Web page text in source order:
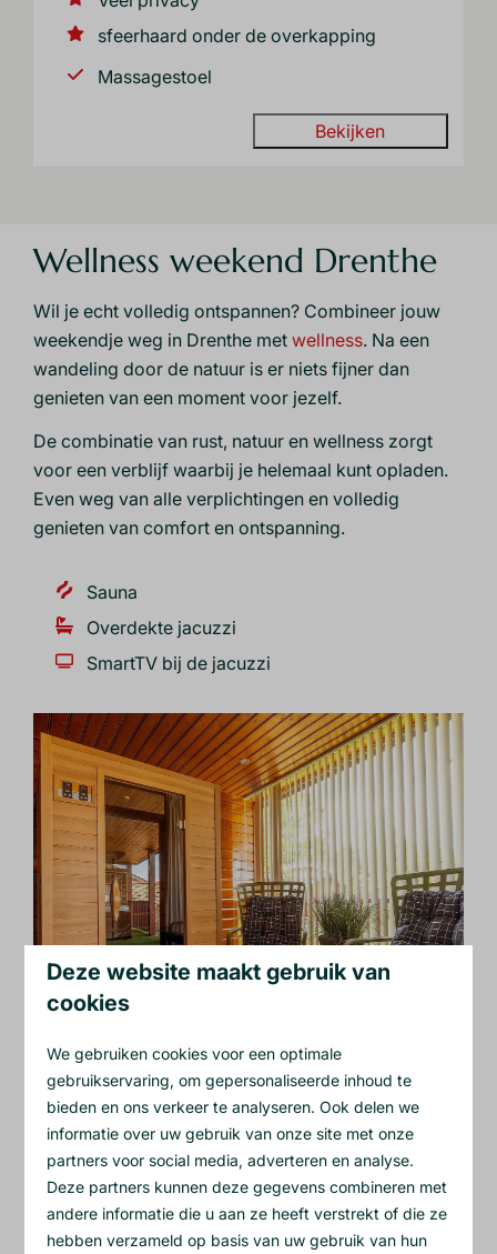
sfeerhaard onder de overkapping
Massagestoel
Bekijken
Wellness weekend Drenthe
Wil je echt volledig ontspannen? Combineer jouw
weekendje weg in Drenthe metwellness. Na een
wandeling door de natuur is er niets fijner dan
genieten van een moment voor jezelf.
De combinatie van rust, natuur en wellness zorgt
voor een verblijf waarbij je helemaal kunt opladen.
Even weg van alle verplichtingen en volledig
genieten van comfort en ontspanning.
Sauna
Overdekte jacuzzi
SmartTV bij de jacuzzi
Deze website maakt gebruik van
cookies
We gebruiken cookies voor een optimale
gebruikservaring, om gepersonaliseerde inhoud te
bieden en ons verkeer te analyseren. Ook delen we
informatie over uw gebruik van onze site met onze
partners voor social media, adverteren en analyse.
Deze partners kunnen deze gegevens combineren met
andere informatie die u aan ze heeft verstrekt of die ze
hebben verzameld op basis van uw gebruik van hun